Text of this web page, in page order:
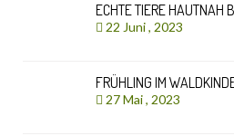
ECHTE TIERE HAUTNAH
22 Juni , 2023
FRÜHLING IM
27 Mai , 2023